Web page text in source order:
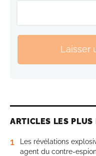
Laisser
ARTICLES LES PLUS
1
Les révélations
agent du contre-